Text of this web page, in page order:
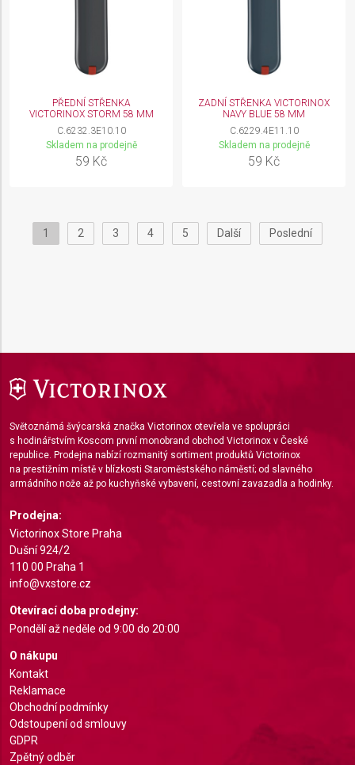
PŘEDNÍ STŘENKA
VICTORINOX STORM 58 MM
C.6232.3E10.10
Skladem na prodejně
59 Kč
ZADNÍ STŘENKA VICTORINOX
NAVY BLUE 58 MM
C.6229.4E11.10
Skladem na prodejně
59 Kč
1 2 3 4 5 Další Poslední
Světoznámá švýcarská značka Victorinox otevřela ve spolupráci
s hodinářstvím Koscom první monobrand obchod Victorinox v České
republice. Prodejna nabízí rozmanitý sortiment produktů Victorinox
na prestižním místě v blízkosti Staroměstského náměstí; od slavného
armádního nože až po kuchyňské vybavení, cestovní zavazadla a hodinky.
Prodejna:
Victorinox Store Praha
Dušní 924/2
110 00 Praha 1
info@vxstore.cz
Otevírací doba prodejny:
Pondělí až neděle od 9:00 do 20:00
O nákupu
Kontakt
Reklamace
Obchodní podmínky
Odstoupení od smlouvy
GDPR
Zpětný odběr